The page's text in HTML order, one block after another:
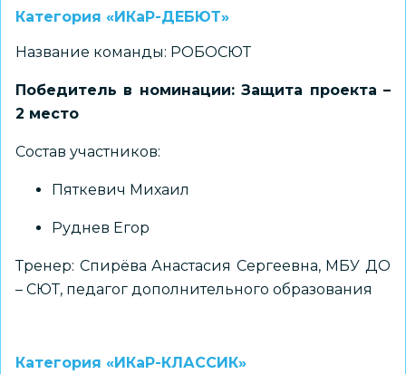
Категория «ИКаР-ДЕБЮТ»
Название команды: РОБОСЮТ
Победитель в номинации: Защита проекта –
2 место
Состав участников:
Пяткевич Михаил
Руднев Егор
Тренер: Спирёва Анастасия Сергеевна, МБУ ДО
– СЮТ, педагог дополнительного образования
Категория «ИКаР-КЛАССИК»